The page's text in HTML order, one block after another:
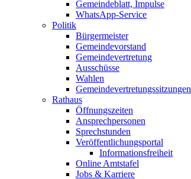
Gemeindeblatt, Impulse
WhatsApp-Service
Politik
Bürgermeister
Gemeindevorstand
Gemeindevertretung
Ausschüsse
Wahlen
Gemeindevertretungssitzungen
Rathaus
Öffnungszeiten
Ansprechpersonen
Sprechstunden
Veröffentlichungsportal
Informationsfreiheit
Online Amtstafel
Jobs & Karriere